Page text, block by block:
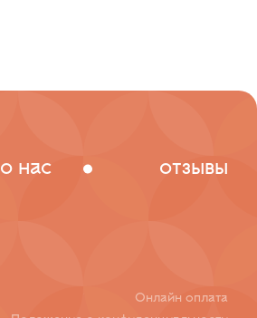
о нас отзывы
Онлайн оплата